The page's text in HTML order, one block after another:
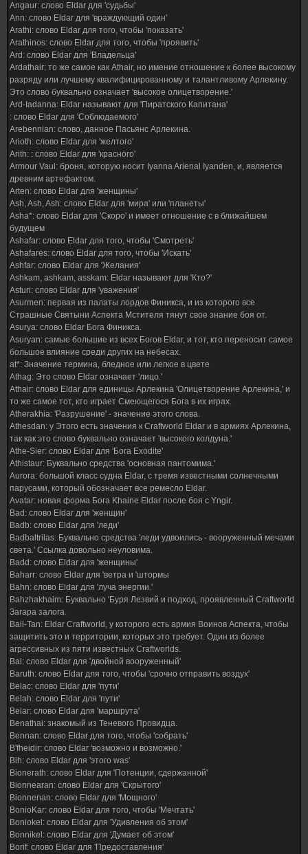
Angaur: слово Eldar для 'судьбы'
Ann: слово Eldar для 'враждующий один'
Arathi: слово Eldar для того, чтобы 'показать'
Arathinos: слово Eldar для того, чтобы 'проявить'
Ard: слово Eldar для 'Владельца'
Ardathair: то же самое как Athair, но имение отношение к более высокому
разряду или лучшему квалифицированному и талантливому Арлекину.
Это слово буквально означает 'высокое олицетворение.'
Ard-Iadanna: Eldar называют для 'Пиратского Капитана'
: слово Eldar для 'Соблюдаемого'
Arebennian: слово, данное Пасьянс Арлекина.
Arioth: слово Eldar для 'желтого'
Arith: : слово Eldar для 'красного'
Armour Vaul: броня, которую носит Iyanna Arienal Iyanden, и, является
древним артефактом.
Arten: слово Eldar для 'женщины'
Ash, Ash, Ash: слово Eldar для 'мира' или 'планеты'
Asha*: слово Eldar для 'Скоро' и имеет отношение с в ближайшем
будущем
Ashafar: слово Eldar для того, чтобы 'Смотреть'
Ashafares: слово Eldar для того, чтобы 'Искать'
Ashfar: слово Eldar для 'Желания'
Ashkam, ashkam, asskam: Eldar называют для 'Кто?'
Asturi: слово Eldar для 'уважения'
Asurmen: первая из палаты лордов Финикса, и из которого все
Страшные Святыни Аспекта Мстителя тянут свое знание боя от.
Asurya: слово Eldar Бога Финикса.
Asuryan: самые большие из всех Богов Eldar, и тот, кто переносит самое
большое влияние среди других на небесах.
at*: Значение термина, бледное или легкое в цвете
Athag: Это слово Eldar означает 'лицо.'
Athair: слово Eldar для единицы Арлекина 'Олицетворение Арлекина,' и
то же самое тот, кто играет Смеющегося Бога в их играх.
Atherakhia: 'Разрушение' - значение этого слова.
Athesdan: у Этого есть значения к Craftworld Eldar и в армиях Арлекина,
так как это слово буквально означает 'высокого колдуна.'
Athe-Sier: слово Eldar для 'Бога Exodite'
Athistaur: Буквально средства 'основная пантомима.'
Aurora: большой класс судна Eldar, с тремя известными солнечными
парусами, который обозначает все ремесло Eldar.
Avatar: новая форма Бога Khaine Eldar после боя с Yngir.
Bad: слово Eldar для 'женщин'
Badb: слово Eldar для 'леди'
Badbaltrilas: Буквально средства 'леди удвоились - вооруженный мечами
света.' Ссылка довольно неуловима.
Badd: слово Eldar для 'женщины'
Baharr: слово Eldar для 'ветра и 'штормы
Bahn: слово Eldar для 'луча энергии.'
Bahzhakhaim: Буквально 'Буря Лезвий и подход, проявленный Craftworld
Загара залога.
Bail-Tan: Eldar Craftworld, у которого есть армия Воинов Аспекта, чтобы
защитить это и территории, которых это требует. Один из более
агрессивных из пяти известных Craftworlds.
Bal: слово Eldar для 'двойной вооруженный'
Baruth: слово Eldar для того, чтобы 'срочно отправить воздух'
Belac: слово Eldar для 'пути'
Belah: слово Eldar для 'пути'
Belar: слово Eldar для 'маршрута'
Benathai: знакомый из Теневого Провидца.
Bennan: слово Eldar для того, чтобы 'собрать'
B'fheidir: слово Eldar 'возможно и возможно.'
Bih: слово Eldar для 'этого was'
Bionerath: слово Eldar для 'Потенции, сдержанной'
Bionnearan: слово Eldar для 'Скрытого'
Bionnenan: слово Eldar для 'Мощного'
BonioKar: слово Eldar для того, чтобы 'Мечтать'
Boniokel: слово Eldar для 'Удивления об этом'
Bonnikel: слово Eldar для 'Думает об этом'
Borif: слово Eldar для 'Предоставления'